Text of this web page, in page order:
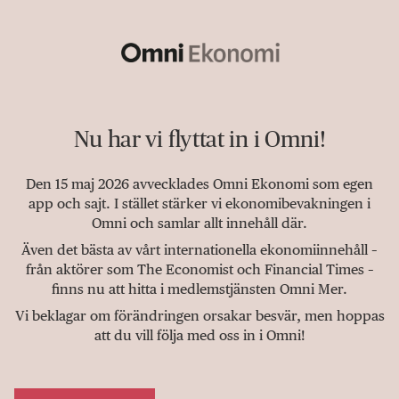
Nu har vi flyttat in i Omni!
Den 15 maj 2026 avvecklades Omni Ekonomi som egen
app och sajt. I stället stärker vi ekonomibevakningen i
Omni och samlar allt innehåll där.
Även det bästa av vårt internationella ekonomiinnehåll –
från aktörer som The Economist och Financial Times –
finns nu att hitta i medlemstjänsten Omni Mer.
Vi beklagar om förändringen orsakar besvär, men hoppas
att du vill följa med oss in i Omni!